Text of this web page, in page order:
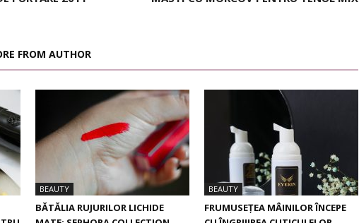
FROM AUTHOR
BEAUTY
BĂTĂLIA RUJURILOR LICHIDE
BEAUTY
FRUMUSEȚEA MÂINILOR ÎNCEPE